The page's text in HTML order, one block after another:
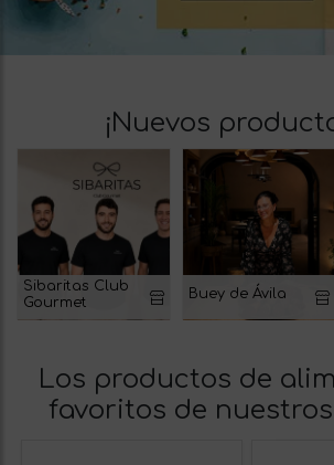
¡Nuevos
Sibaritas Club
Gourmet
Buey de Ávila
Los productos de
favoritos de